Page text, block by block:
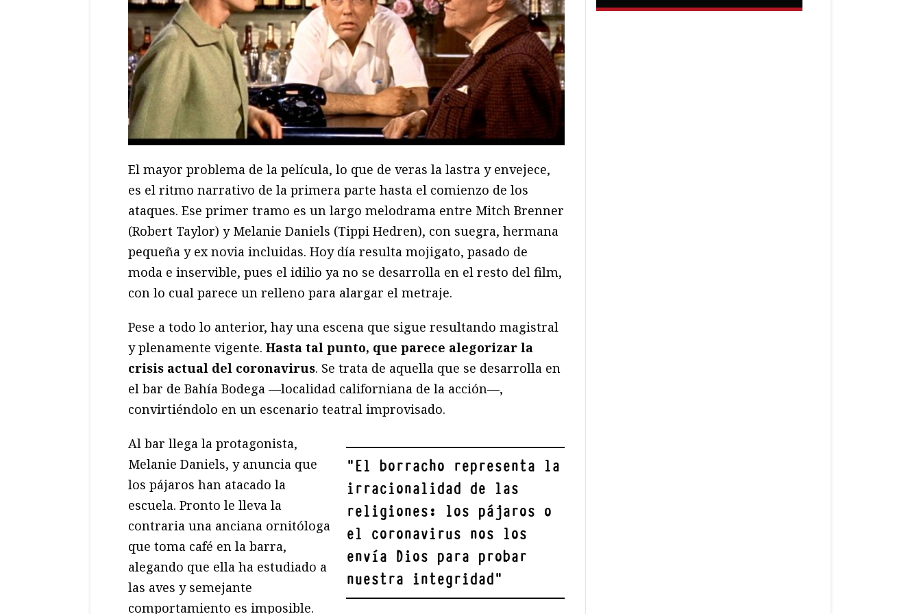
El mayor problema de la película, lo que de veras la lastra y envejece,
es el ritmo narrativo de la primera parte hasta el comienzo de los
ataques. Ese primer tramo es un largo melodrama entre Mitch Brenner
(Robert Taylor) y Melanie Daniels (Tippi Hedren), con suegra, hermana
pequeña y ex novia incluidas. Hoy día resulta mojigato, pasado de
moda e inservible, pues el idilio ya no se desarrolla en el resto del film,
con lo cual parece un relleno para alargar el metraje.
Pese a todo lo anterior, hay una escena que sigue resultando magistral
y plenamente vigente. Hasta tal punto, que parece alegorizar la
crisis actual del coronavirus. Se trata de aquella que se desarrolla en
el bar de Bahía Bodega —localidad californiana de la acción—,
convirtiéndolo en un escenario teatral improvisado.
"El borracho representa la
irracionalidad de las
religiones: los pájaros o
el coronavirus nos los
envía Dios para probar
nuestra integridad"
Al bar llega la protagonista,
Melanie Daniels, y anuncia que
los pájaros han atacado la
escuela. Pronto le lleva la
contraria una anciana ornitóloga
que toma café en la barra,
alegando que ella ha estudiado a
las aves y semejante
comportamiento es imposible.